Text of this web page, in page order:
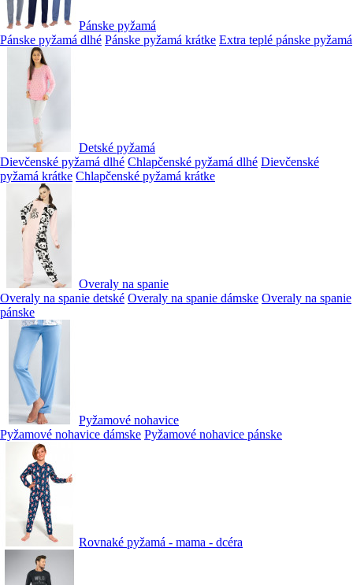
Pánske pyžamá
Pánske pyžamá dlhé Pánske pyžamá krátke Extra teplé pánske pyžamá
Detské pyžamá
Dievčenské pyžamá dlhé Chlapčenské pyžamá dlhé Dievčenské
pyžamá krátke Chlapčenské pyžamá krátke
Overaly na spanie
Overaly na spanie detské Overaly na spanie dámske Overaly na spanie
pánske
Pyžamové nohavice
Pyžamové nohavice dámske Pyžamové nohavice pánske
Rovnaké pyžamá - mama - dcéra